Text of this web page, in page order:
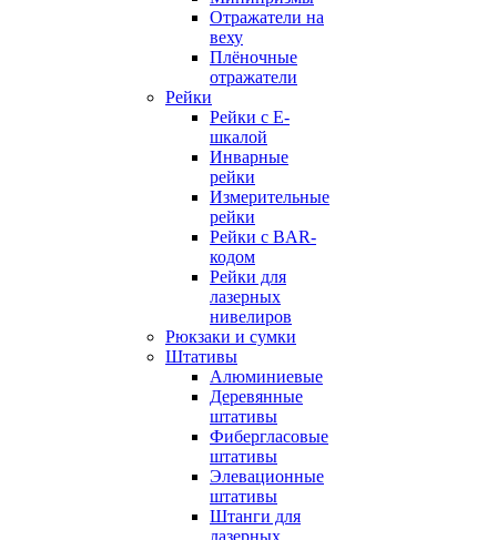
Отражатели на
веху
Плёночные
отражатели
Рейки
Рейки с E-
шкалой
Инварные
рейки
Измерительные
рейки
Рейки с BAR-
кодом
Рейки для
лазерных
нивелиров
Рюкзаки и сумки
Штативы
Алюминиевые
Деревянные
штативы
Фибергласовые
штативы
Элевационные
штативы
Штанги для
лазерных